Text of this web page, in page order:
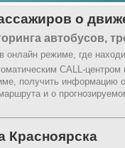
о
автобусов,
режиме, где
CALL-
получить информацию
и о
Красноярска